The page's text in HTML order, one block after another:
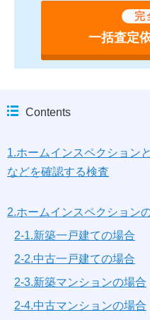
完
一括査定
Contents
1.ホームインスペクション
などを確認する検査
2.ホームインスペクション
2-1.新築一戸建ての場合
2-2.中古一戸建ての場合
2-3.新築マンションの場合
2-4.中古マンションの場合